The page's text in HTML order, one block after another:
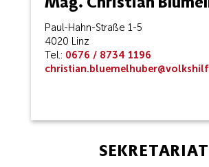
Paul-Hahn-Straße 1-5
4020 Linz
Tel.: 0676 / 8734 1196
SEKRETARIAT